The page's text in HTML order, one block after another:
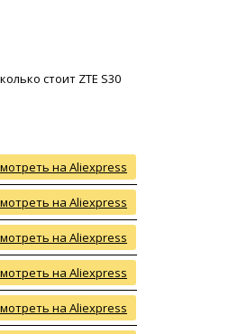
стоит ZTE S30
на Aliexpress
на Aliexpress
на Aliexpress
на Aliexpress
на Aliexpress